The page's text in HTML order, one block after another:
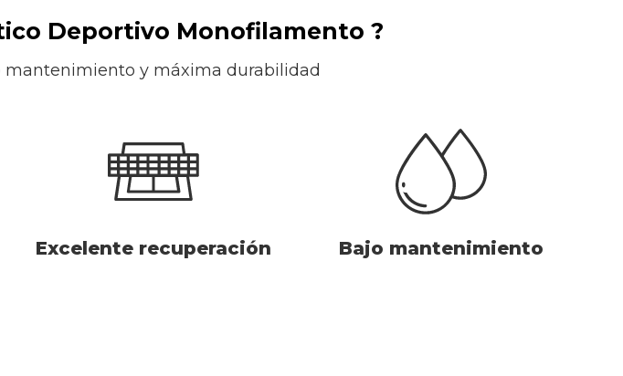
Deportivo Monofilamento ?
y máxima durabilidad
Excelente recuperación Bajo mantenimiento